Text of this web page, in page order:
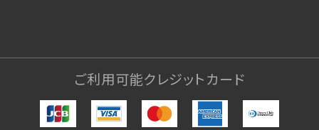
ご利用可能クレジットカード